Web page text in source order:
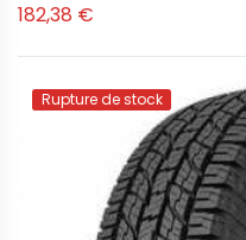
182,38 €
Rupture de stock